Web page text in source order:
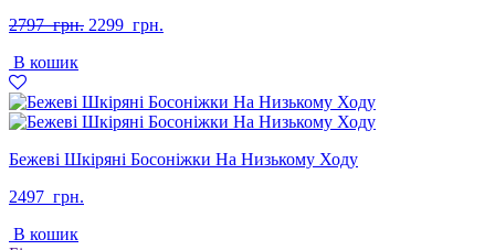
2797 грн. Оригінальна
2299 грн.
В кошик
Бежеві Шкіряні Босоніжки На Низькому Ходу
2497 грн.
В кошик